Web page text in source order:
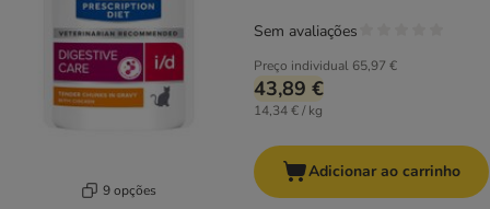
9 opções
Preço individual 65,97 €
43,89 €
14,34 € / kg
Sem avaliações
Adicionar ao carrinho